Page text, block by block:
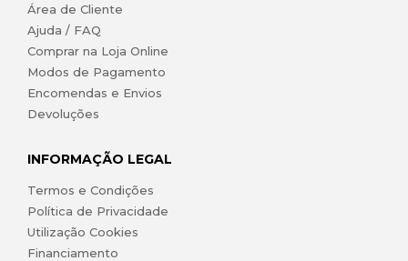
Área de Cliente
Ajuda / FAQ
Comprar na Loja Online
Modos de Pagamento
Encomendas e Envios
Devoluções
INFORMAÇÃO LEGAL
Termos e Condições
Política de Privacidade
Utilização Cookies
Financiamento